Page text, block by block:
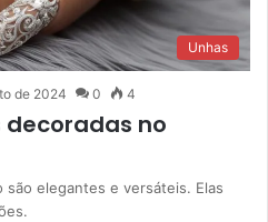
Unhas
de 2024 0 4
decoradas no
elegantes e versáteis. Elas